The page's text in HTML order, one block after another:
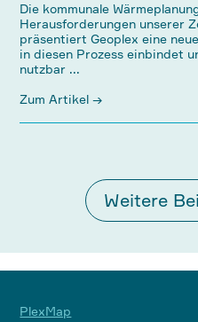
Die kommunale
Herausforderungen unserer
präsentiert Geoplex eine
in diesen Prozess einbindet
nutzbar ...
Zum Artikel →
Weitere
PlexMap